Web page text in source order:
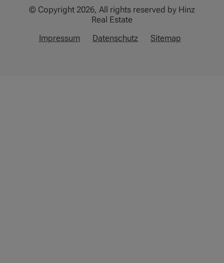
© Copyright 2026, All rights reserved by Hinz
Real Estate
Impressum
Datenschutz Sitemap